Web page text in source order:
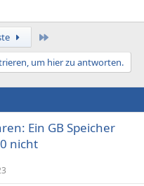
um hier zu antworten.
Ein GB Speicher
nicht